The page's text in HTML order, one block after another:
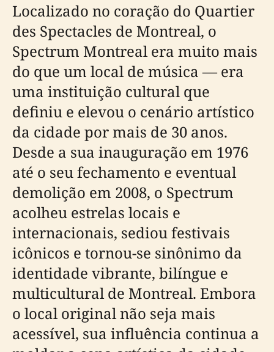
Localizado no coração do Quartier
des Spectacles de Montreal, o
Spectrum Montreal era muito mais
do que um local de música — era
uma instituição cultural que
definiu e elevou o cenário artístico
da cidade por mais de 30 anos.
Desde a sua inauguração em 1976
até o seu fechamento e eventual
demolição em 2008, o Spectrum
acolheu estrelas locais e
internacionais, sediou festivais
icônicos e tornou-se sinônimo da
identidade vibrante, bilíngue e
multicultural de Montreal. Embora
o local original não seja mais
acessível, sua influência continua a